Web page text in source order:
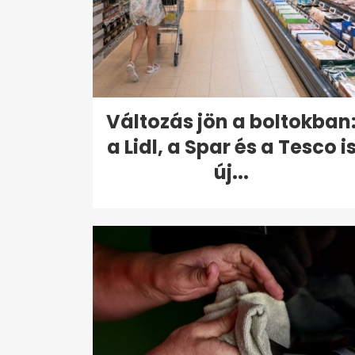
Változás jön a boltokban:
a Lidl, a Spar és a Tesco is
új...